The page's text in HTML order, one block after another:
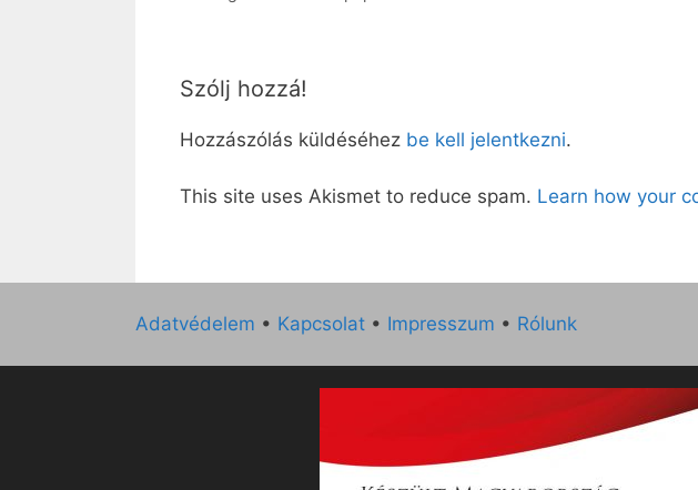
Szólj hozzá!
Hozzászólás küldéséhez be kell jelentkezni.
This site uses Akismet to reduce spam. Learn how your
Adatvédelem • Kapcsolat • Impresszum • Rólunk